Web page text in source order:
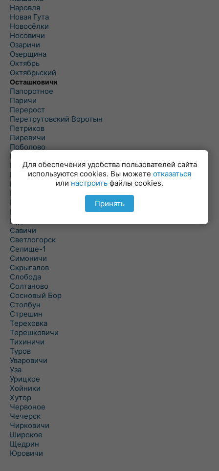
Наровля
Новая Гута
Новосёлки
Носовичи
Озаричи
Озерщина
Октябрь
Октябрьский
Осташковичи
Папоротное
Паричи
Перерост
Перетрутовский Воротын
Петриков
Пиревичи
Поболово
Поколюбичи
Полесье
Птичь
Речица
Ровенская Слобода
Рогачев
Рогинь
Рудня
Савичи
Светлогорск
Селище-1
Симоничи
Скрыгалов
Слобода
Солтаново
Сосновый Бор
Столбун
Стрешин
Тереховка
Терешковичи
Тихиничи
Туров
Уваровичи
Уза
Урицкое
Хойники
Хутор
Червоное
Чечерск
Чирковичи
Широкое
Щедрин
Юровичи
Для обеспечения удобства пользователей сайта
используются cookies. Вы можете отказаться
или настроить файлы cookies.
Принять